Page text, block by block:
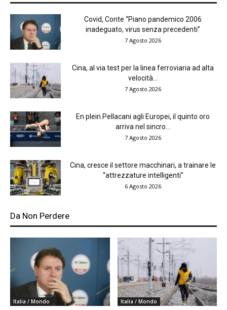
Covid, Conte “Piano pandemico 2006
inadeguato, virus senza precedenti”
7 Agosto 2026
Cina, al via test per la linea ferroviaria ad alta
velocità...
7 Agosto 2026
En plein Pellacani agli Europei, il quinto oro
arriva nel sincro...
7 Agosto 2026
Cina, cresce il settore macchinari, a trainare le
“attrezzature intelligenti”
6 Agosto 2026
Da Non Perdere
Italia / Mondo Italia / Mondo